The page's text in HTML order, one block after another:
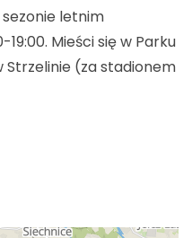
letnim
19:00. Mieści się w Parku
Strzelinie (za stadionem